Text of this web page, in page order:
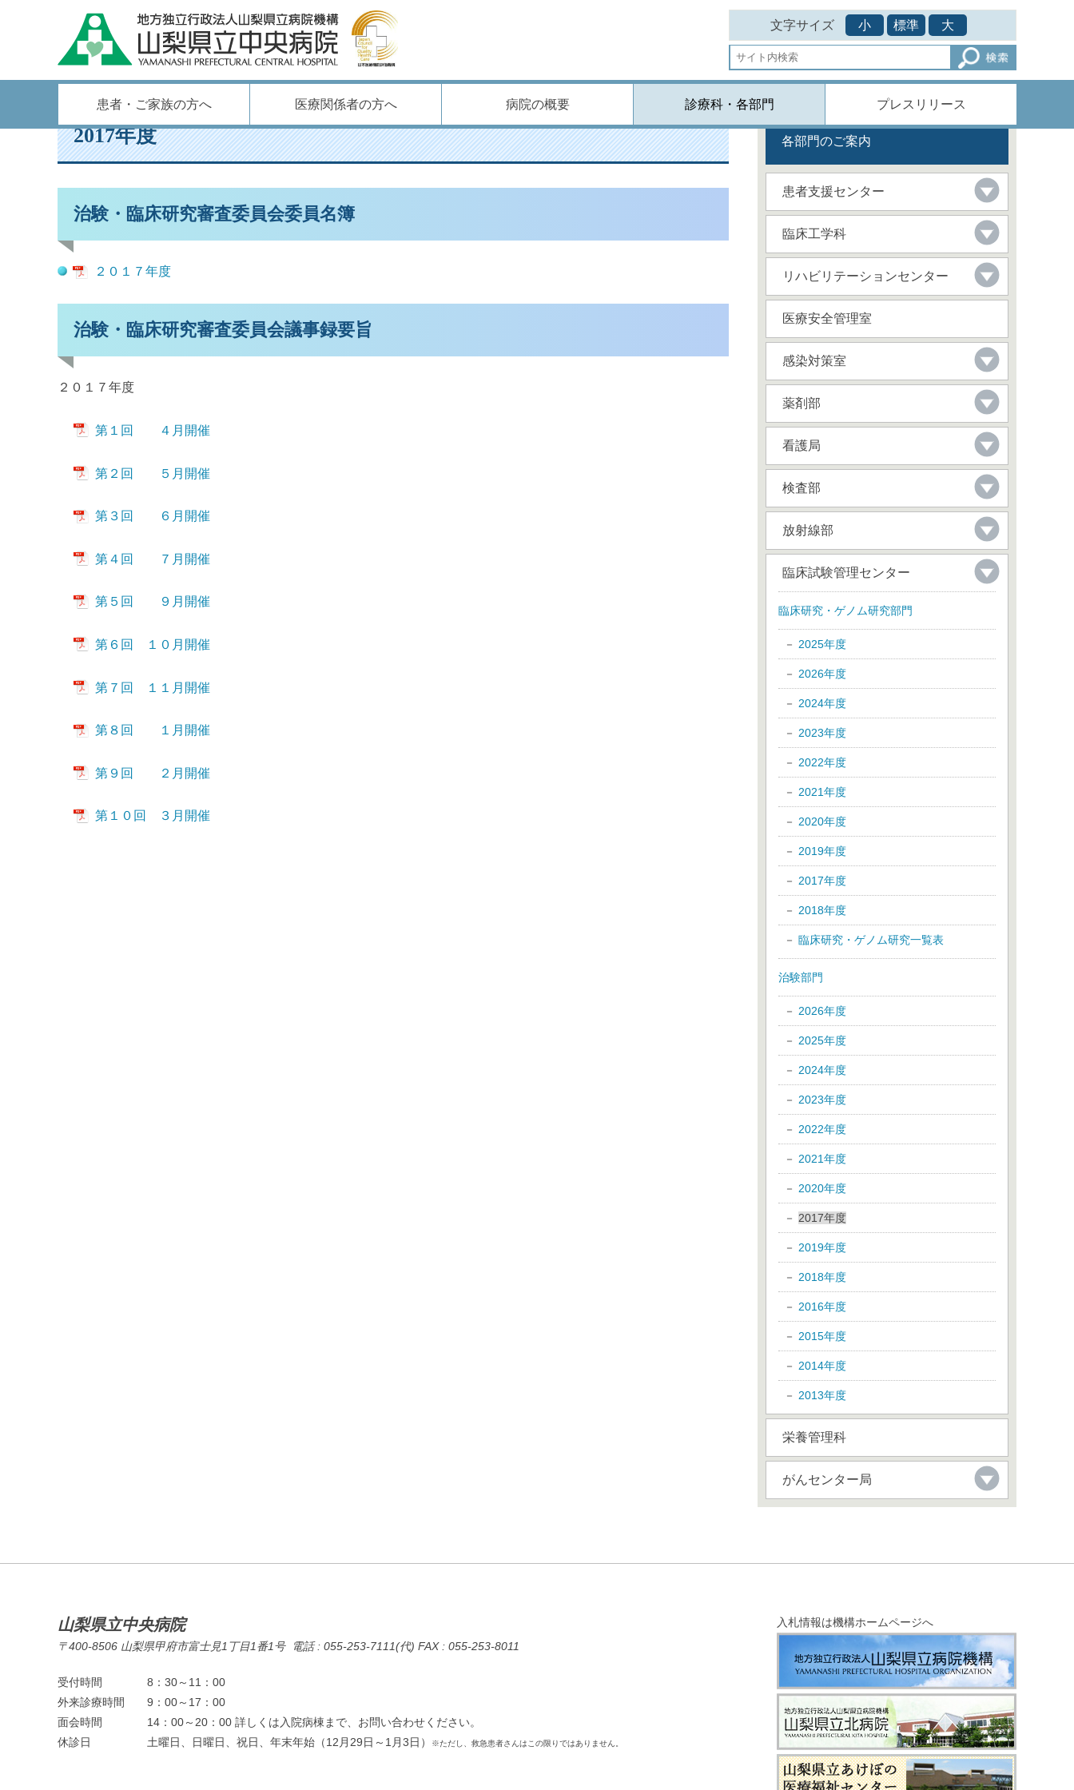
文字サイズ 小 標準 大
患者・ご家族の方へ 医療関係者の方へ 病院の概要 診療科・各部門 プレスリリース
ホーム 各部門のご案内/治験部門/2017年度
2017年度
治験・臨床研究審査委員会委員名簿
２０１７年度
治験・臨床研究審査委員会議事録要旨
２０１７年度
第１回 ４月開催
第２回 ５月開催
第３回 ６月開催
第４回 ７月開催
第５回 ９月開催
第６回 １０月開催
第７回 １１月開催
第８回 １月開催
第９回 ２月開催
第１０回 ３月開催
各部門のご案内
患者支援センター
臨床工学科
リハビリテーションセンター
医療安全管理室
感染対策室
薬剤部
看護局
検査部
放射線部
臨床試験管理センター
臨床研究・ゲノム研究部門
2025年度
2026年度
2024年度
2023年度
2022年度
2021年度
2020年度
2019年度
2017年度
2018年度
臨床研究・ゲノム研究一覧表
治験部門
2026年度
2025年度
2024年度
2023年度
2022年度
2021年度
2020年度
2017年度
2019年度
2018年度
2016年度
2015年度
2014年度
2013年度
栄養管理科
がんセンター局
山梨県立中央病院
〒400-8506 山梨県甲府市富士見1丁目1番1号 電話 : 055-253-7111(代) FAX : 055-253-8011
受付時間
8：30～11：00
外来診療時間
9：00～17：00
面会時間
14：00～20：00 詳しくは入院病棟まで、お問い合わせください。
休診日
土曜日、日曜日、祝日、年末年始（12月29日～1月3日） ※ただし、救急患者さんはこの限りではありません。
入札情報は機構ホームページへ